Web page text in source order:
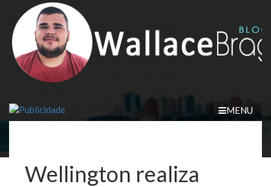
content
MENU
Wellington realiza